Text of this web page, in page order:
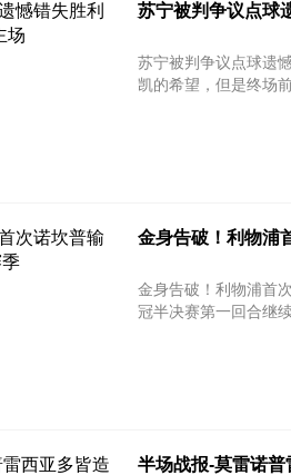
苏宁被判争议点球
苏宁被判争议点球遗
凯的希望，但是终场
金身告破！利物浦
金身告破！利物浦首次诺坎普输球 晋
冠半决赛第一回合继
半场战报-莫雷诺